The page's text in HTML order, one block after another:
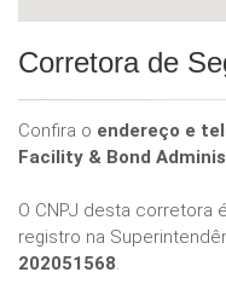
Corretora de
Confira o endereço e
Facility & Bond
O CNPJ desta corretora é
registro na
202051568.